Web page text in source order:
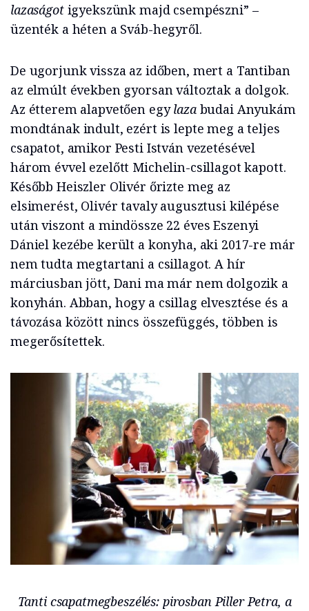
lazaságotigyekszünk majd csempészni” –
üzenték a héten a Sváb-hegyről.
De ugorjunk vissza az időben, mert a Tantiban
az elmúlt években gyorsan változtak a dolgok.
Az étterem alapvetően egylazabudai Anyukám
mondtának indult, ezért is lepte meg a teljes
csapatot, amikor Pesti István vezetésével
három évvel ezelőtt Michelin-csillagot kapott.
Később Heiszler Olivér őrizte meg az
elsimerést, Olivér tavaly augusztusi kilépése
után viszont a mindössze 22 éves Eszenyi
Dániel kezébe került a konyha, aki 2017-re már
nem tudta megtartani a csillagot. A hír
márciusban jött, Dani ma már nem dolgozik a
konyhán. Abban, hogy a csillag elvesztése és a
távozása között nincs összefüggés, többen is
megerősítettek.
Tanti csapatmegbeszélés: pirosban Piller Petra, a